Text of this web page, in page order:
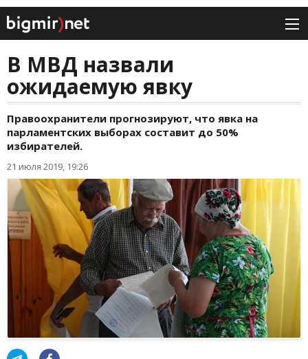
В МВД назвали
ожидаемую явку
Правоохранители прогнозируют, что явка на
парламентских выборах составит до 50%
избирателей.
21 июля 2019, 19:26